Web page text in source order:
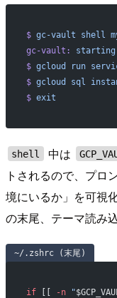
$ gc-vault shell
gc-vault:
starting
$ gcloud run
$ gcloud sql
$ exit
shell 中は
トされるので、プロ
境にいるか」を可視
の末尾、テーマ読み
~/.zshrc (末尾)
if [[ -n "